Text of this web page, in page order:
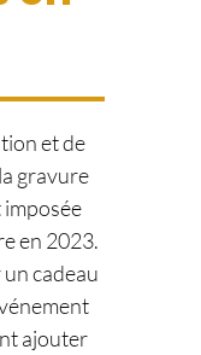
et de
gravure
imposée
en 2023.
cadeau
ajouter